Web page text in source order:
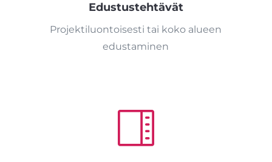
Edustustehtävät
Projektiluontoisesti tai koko alueen
edustaminen
